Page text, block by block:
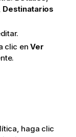
Destinatarios
clic en Ver
, haga clic